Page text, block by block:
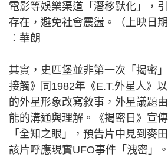
電影等娛樂渠道「潛移默化」，
存在，避免社會震盪。（上映日
︰華朗
其實，史匹堡並非第一次「揭密
接觸》同1982年《E.T.外星人》
的外星形象改寫敘事，外星議題
能的溝通與理解。《揭密日》宣
「全知之眼」，預告片中見到麥
該片呼應現實UFO事件「洩密」。